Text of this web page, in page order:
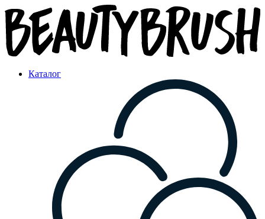
Каталог